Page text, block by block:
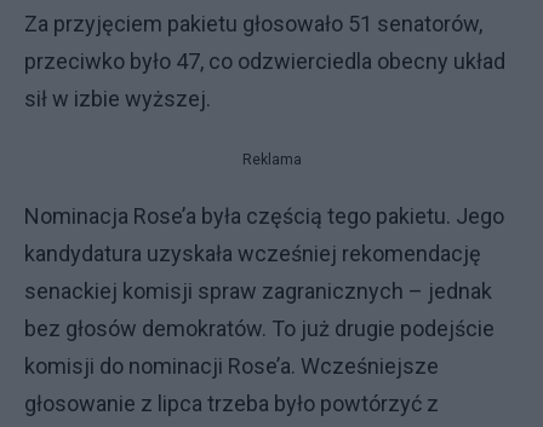
Za przyjęciem pakietu głosowało 51 senatorów,
przeciwko było 47, co odzwierciedla obecny układ
sił w izbie wyższej.
Reklama
Nominacja Rose’a była częścią tego pakietu. Jego
kandydatura uzyskała wcześniej rekomendację
senackiej komisji spraw zagranicznych – jednak
bez głosów demokratów. To już drugie podejście
komisji do nominacji Rose’a. Wcześniejsze
głosowanie z lipca trzeba było powtórzyć z